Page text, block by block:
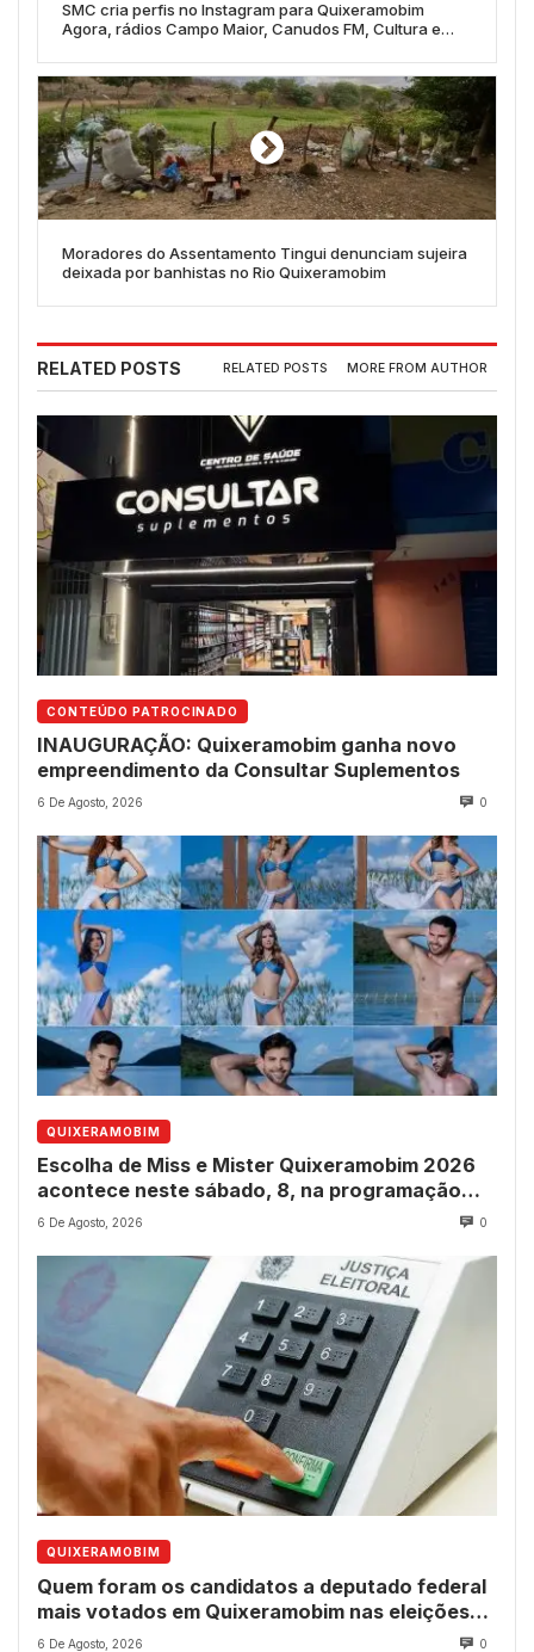
SMC cria perfis no Instagram para Quixeramobim
Agora, rádios Campo Maior, Canudos FM, Cultura e
Moradores do Assentamento Tingui denunciam sujeira
deixada por banhistas no Rio Quixeramobim
RELATED POSTS RELATED POSTS MORE FROM AUTHOR
CONTEÚDO PATROCINADO
INAUGURAÇÃO: Quixeramobim ganha novo
empreendimento da Consultar Suplementos
6 De Agosto, 2026 0
QUIXERAMOBIM
Escolha de Miss e Mister Quixeramobim 2026
acontece neste sábado, 8, na programação
dos 237 anos do município
6 De Agosto, 2026 0
QUIXERAMOBIM
Quem foram os candidatos a deputado federal
mais votados em Quixeramobim nas eleições
de 2022?
6 De Agosto, 2026 0